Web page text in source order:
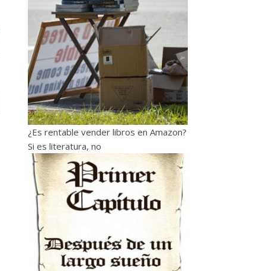
¿Es rentable vender libros en Amazon?
Si es literatura, no